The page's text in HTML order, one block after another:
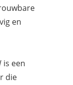
en
is een
die